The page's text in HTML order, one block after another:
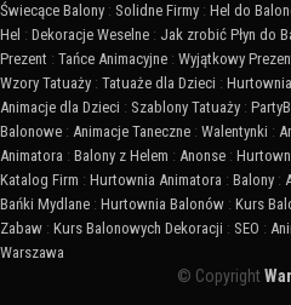
Świecące Balony : Solidne Firmy : Hel do
Hel : Dekoracje Weselne : Jak zrobić Płyn do
Prezent : Tańce Animacyjne : Wyjątkowy
Wzory Tatuaży : Tatuaże dla Dzieci :
Animacje dla Dzieci : Szablony Tatuaży :
Balonowe : Animacje Taneczne : Walentynki :
Animatora : Balony z Helem : Anonse :
Katalog Firm : Hurtownia Animatora : Balony :
Bańki Mydlane : Hurtownia Balonów : Kurs
Zabaw : Kurs Balonowych Dekoracji : SEO :
Warszawa
© Copyright